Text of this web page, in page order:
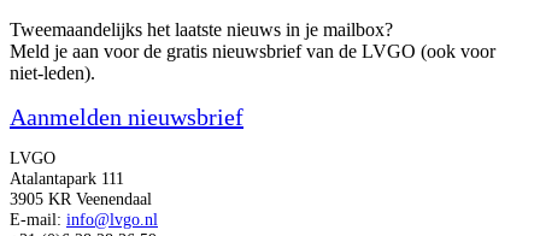
Tweemaandelijks het laatste nieuws in je mailbox?
Meld je aan voor de gratis nieuwsbrief van de LVGO (ook voor
niet-leden).
Aanmelden nieuwsbrief
LVGO
Atalantapark 111
3905 KR Veenendaal
E-mail: info@lvgo.nl